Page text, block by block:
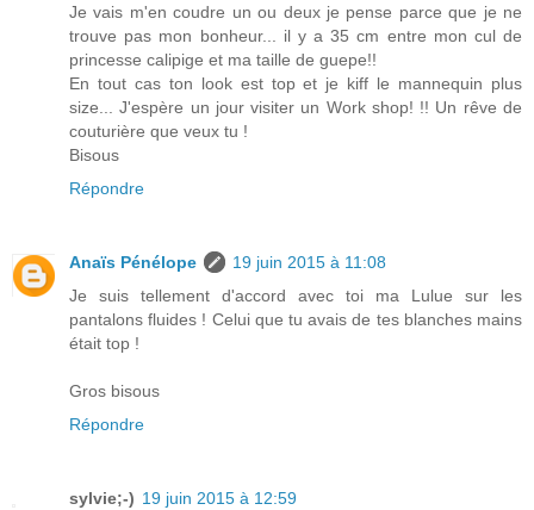
Je vais m'en coudre un ou deux je pense parce que je ne
trouve pas mon bonheur... il y a 35 cm entre mon cul de
princesse calipige et ma taille de guepe!!
En tout cas ton look est top et je kiff le mannequin plus
size... J'espère un jour visiter un Work shop! !! Un rêve de
couturière que veux tu !
Bisous
Répondre
Anaïs Pénélope
19 juin 2015 à 11:08
Je suis tellement d'accord avec toi ma Lulue sur les
pantalons fluides ! Celui que tu avais de tes blanches mains
était top !
Gros bisous
Répondre
sylvie;-) 19 juin 2015 à 12:59